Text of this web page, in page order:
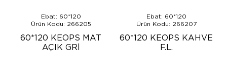
Ebat: 60*120
Ürün Kodu: 266205
60*120 KEOPS MAT
AÇIK GRİ
Ebat: 60*120
Ürün Kodu: 266207
60*120 KEOPS KAHVE
F.L.